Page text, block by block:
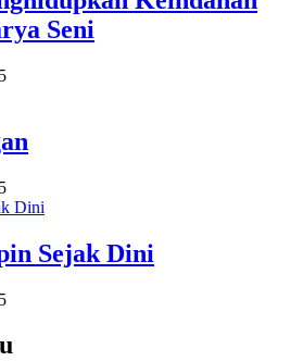
Seni
Sejak Dini